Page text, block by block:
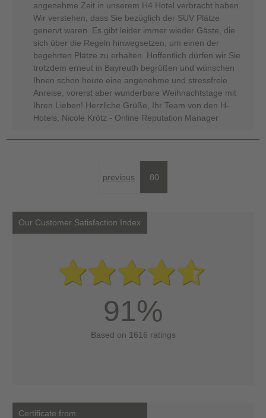
angenehme Zeit in unserem H4 Hotel verbracht haben.
Wir verstehen, dass Sie bezüglich der SUV Plätze
genervt waren. Es gibt leider immer wieder Gäste, die
sich über die Regeln hinwegsetzen, um einen der
begehrten Plätze zu erhalten. Hoffentlich dürfen wir Sie
trotzdem erneut in Bayreuth begrüßen und wünschen
Ihnen schon heute eine angenehme und stressfreie
Anreise, vorerst aber wunderbare Weihnachtstage mit
Ihren Lieben! Herzliche Grüße, Ihr Team von den H-
Hotels, Nicole Krötz - Online Reputation Manager
previous 80
Our Customer Satisfaction Index
91%
Based on 1616 ratings
Certificate from